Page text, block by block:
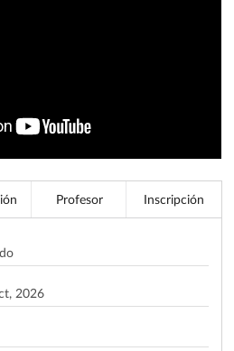
Profesor Inscripción
2026